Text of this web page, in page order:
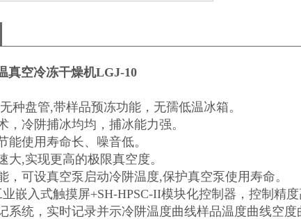
真空冷冻干燥机LGJ-10
种盘管,带样品预冻功能，无孺低温冰箱。
，冷阱捕冰均均，捕冰能力强。
能使用寿命长、噪音低。
大,实现更高的极限真空度。
，可设真空泵启动冷阱温度,保护真空泵使用寿命。
嵌入式触摸屏+SH-HPSC-II模块化控制器，控制精
系统，实时记录并示冷阱温度曲线样品温度曲线空